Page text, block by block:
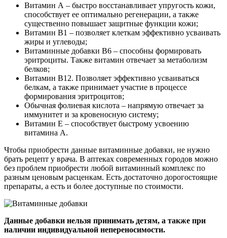
Витамин А – быстро восстанавливает упругость кожи,
способствует ее оптимально регенерации, а также
существенно повышает защитные функции кожи;
Витамин В1 – позволяет клеткам эффективно усваивать
жиры и углеводы;
Витаминные добавки В6 – способны формировать
эритроциты. Также витамин отвечает за метаболизм
белков;
Витамин В12. Позволяет эффективно усваиваться
белкам, а также принимает участие в процессе
формирования эритроцитов;
Обычная фолиевая кислота – напрямую отвечает за
иммунитет и за кровеносную систему;
Витамин Е – способствует быстрому усвоению
витамина А.
Чтобы приобрести данные витаминные добавки, не нужно
брать рецепт у врача. В аптеках современных городов можно
без проблем приобрести любой витаминный комплекс по
разным ценовым расценкам. Есть достаточно дорогостоящие
препараты, а есть и более доступные по стоимости.
Данные добавки нельзя принимать детям, а также при
наличии индивидуальной непереносимости.